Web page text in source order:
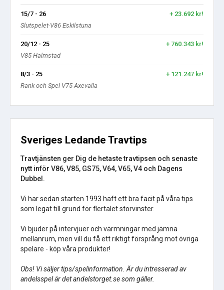
15/7 - 26
+ 23.692 kr!
Slutspelet-V86 Eskilstuna
20/12 - 25
+ 760.343 kr!
V85 Halmstad
8/3 - 25
+ 121.247 kr!
Rank och Spel V75 Axevalla
Sveriges Ledande Travtips
Travtjänsten ger Dig de hetaste travtipsen och senaste
nytt inför V86, V85, GS75, V64, V65, V4 och Dagens
Dubbel.
Vi har sedan starten 1993 haft ett bra facit på våra tips
som legat till grund för flertalet storvinster.
Vi bjuder på intervjuer och värmningar med jämna
mellanrum, men vill du få ett riktigt försprång mot övriga
spelare - köp våra produkter!
Obs! Vi säljer tips/spelinformation. Är du intresserad av
andelsspel är det andelstorget.se som gäller.